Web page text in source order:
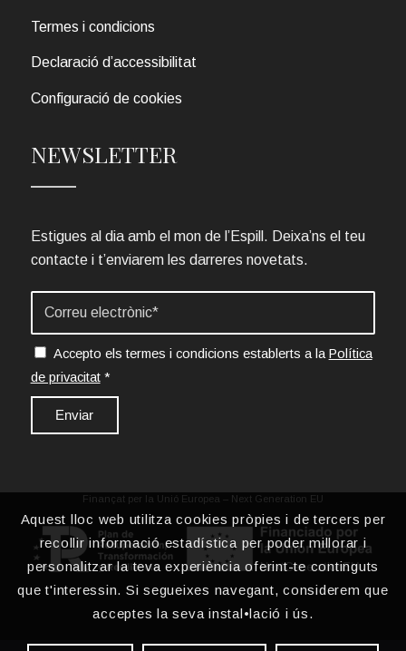
Termes i condicions
Declaració d’accessibilitat
Configuració de cookies
NEWSLETTER
Estigues al dia amb el mon de l’Espill. Deixa’ns el teu
contacte i t’enviarem les darreres novetats.
Accepto els termes i condicions establerts a la Política
de privacitat *
Finançat per la Unió Europea – Next Generation EU
Aquest lloc web utilitza cookies pròpies i de tercers per
recollir informació estadística per poder millorar i
personalitzar la teva experiència oferint-te continguts
que t'interessin. Si segueixes navegant, considerem que
acceptes la seva instal•lació i ús.